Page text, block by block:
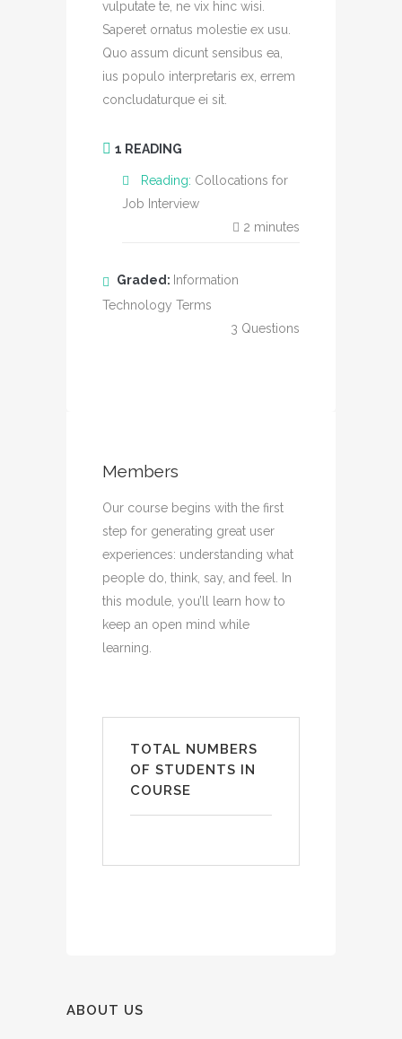
vulputate te, ne vix hinc wisi.
Saperet ornatus molestie ex usu.
Quo assum dicunt sensibus ea,
ius populo interpretaris ex, errem
concludaturque ei sit.
1 READING
Reading: Collocations for
Job Interview
2 minutes
Graded: Information
Technology Terms
3 Questions
Members
Our course begins with the first
step for generating great user
experiences: understanding what
people do, think, say, and feel. In
this module, you’ll learn how to
keep an open mind while
learning.
TOTAL NUMBERS
OF STUDENTS IN
COURSE
ABOUT US